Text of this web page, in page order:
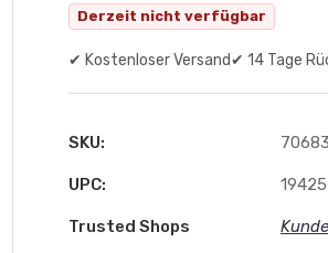
Derzeit nicht verfügbar
✔ Kostenloser Versand✔ 14 Tage
SKU:
UPC:
Trusted Shops